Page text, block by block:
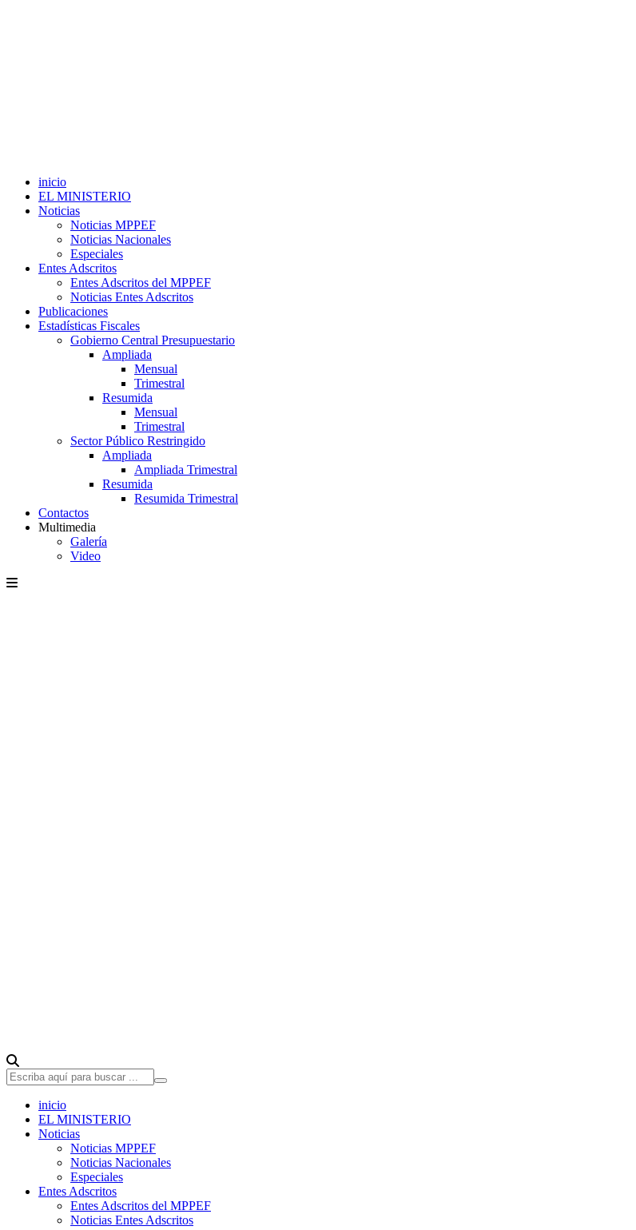
inicio
EL MINISTERIO
Noticias
Noticias MPPEF
Noticias Nacionales
Especiales
Entes Adscritos
Entes Adscritos del MPPEF
Noticias Entes Adscritos
Publicaciones
Estadísticas Fiscales
Gobierno Central Presupuestario
Ampliada
Mensual
Trimestral
Resumida
Mensual
Trimestral
Sector Público Restringido
Ampliada
Ampliada Trimestral
Resumida
Resumida Trimestral
Contactos
Multimedia
Galería
Video
inicio
EL MINISTERIO
Noticias
Noticias MPPEF
Noticias Nacionales
Especiales
Entes Adscritos
Entes Adscritos del MPPEF
Noticias Entes Adscritos